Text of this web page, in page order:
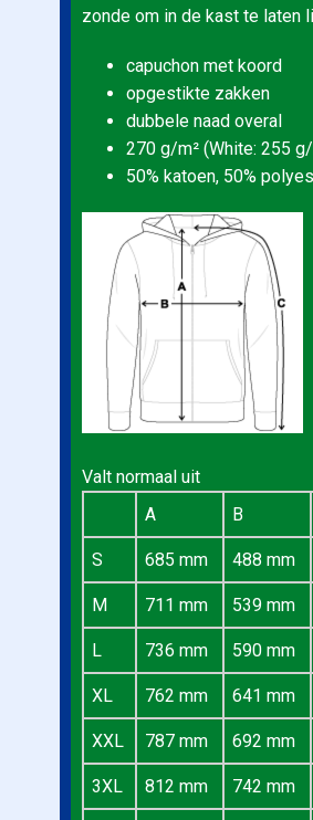
zonde om in de kast te laten
capuchon met koord
opgestikte zakken
dubbele naad overal
270 g/m² (White: 255
50% katoen, 50%
Valt normaal uit
A
B
S 685 mm 488 mm
M 711 mm 539 mm
L 736 mm 590 mm
XL 762 mm 641 mm
XXL 787 mm 692 mm
3XL 812 mm 742 mm